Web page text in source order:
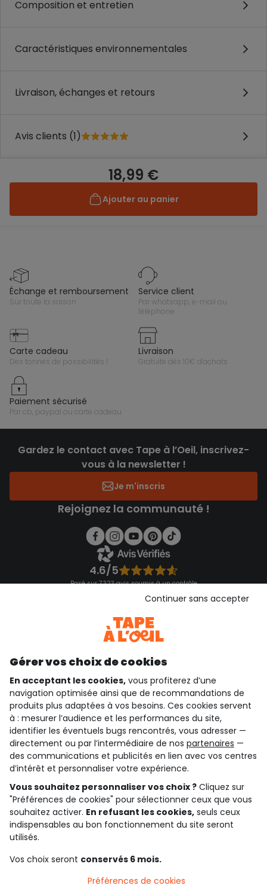
Composition et entretien
Caractéristiques environnementales
Livraison, échanges et retours
Avis clients (1)
18,99 €
Ajouter au panier
échange et remboursement
sur toute la saison
service client
par whatsapp, e-mail ou
téléphone
carte cadeau
des tonnes de possibilités !
livraison
gratuite dès 10€ d'achats
paiement sécurisé
par cb, paypal ou carte cadeau
Gardez le contact avec Tape à l’Oeil, inscrivez-
vous à la newsletter !
Je m'inscris
Rejoignez la communauté !
4.6/5
Basé sur 7 323 avis soumis à un contrôle
Consulter les CGU
qui sommes-nous ?
besoin d'aide ?
le club fidélité
notre catalogue
Conditions générales de ventes et d'utilisation
Conditions d’utilisation des réseaux sociaux
Politique de confidentialité
Cookies et données personnelles
Paramètres des cookies
Gérer vos choix de cookies
En acceptant les cookies, vous profiterez d’une
navigation optimisée ainsi que de recommandations de
produits plus adaptées à vos besoins. Ces cookies servent
à : mesurer l’audience et les performances du site,
identifier les éventuels bugs rencontrés, vous adresser —
directement ou par l’intermédiaire de nos partenaires —
des communications et publicités en lien avec vos centres
d’intérêt et personnaliser votre expérience.
Vous souhaitez personnaliser vos choix ? Cliquez sur
"Préférences de cookies" pour sélectionner ceux que vous
souhaitez activer. En refusant les cookies, seuls ceux
indispensables au bon fonctionnement du site seront
utilisés.
Vos choix seront conservés 6 mois.
Continuer sans accepter
Préférences de cookies